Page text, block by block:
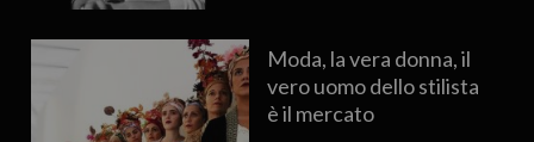
Moda, la vera donna, il
vero uomo dello stilista
è il mercato